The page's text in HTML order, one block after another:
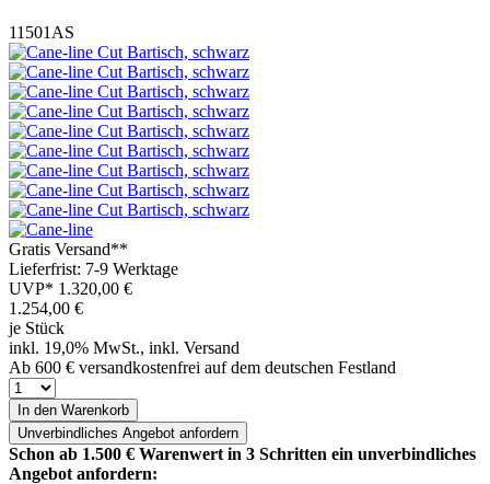
11501AS
Gratis Versand**
Lieferfrist: 7-9 Werktage
UVP* 1.320,00 €
1.254,00 €
je Stück
inkl. 19,0% MwSt., inkl. Versand
Ab 600 € versandkostenfrei auf dem deutschen Festland
In den Warenkorb
Unverbindliches Angebot anfordern
Schon ab 1.500 € Warenwert in 3 Schritten ein unverbindliches
Angebot anfordern: